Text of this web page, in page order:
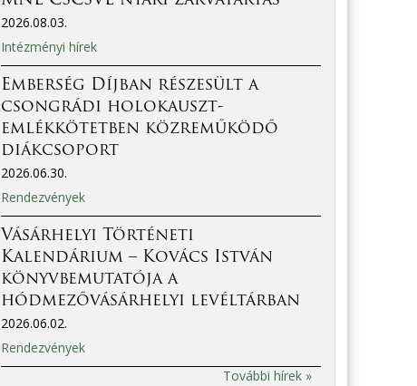
2026.08.03.
Intézményi hírek
Emberség Díjban részesült a
csongrádi holokauszt-
emlékkötetben közreműködő
diákcsoport
2026.06.30.
Rendezvények
Vásárhelyi Történeti
Kalendárium – Kovács István
könyvbemutatója a
hódmezővásárhelyi levéltárban
2026.06.02.
Rendezvények
További hírek »